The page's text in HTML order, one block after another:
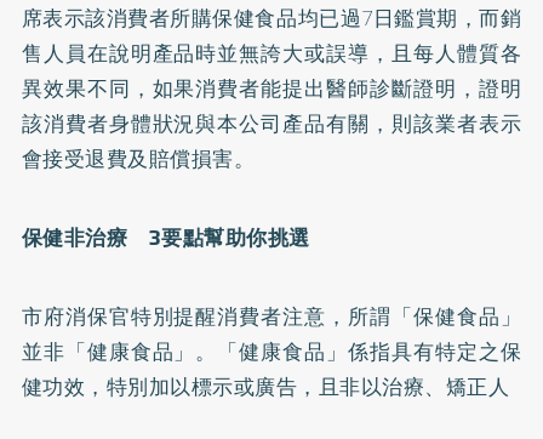
席表示該消費者所購保健食品均已過7日鑑賞期，而銷
售人員在說明產品時並無誇大或誤導，且每人體質各
異效果不同，如果消費者能提出醫師診斷證明，證明
該消費者身體狀況與本公司產品有關，則該業者表示
會接受退費及賠償損害。
保健非治療 3要點幫助你挑選
市府消保官特別提醒消費者注意，所謂「保健食品」
並非「健康食品」。「健康食品」係指具有特定之保
健功效，特別加以標示或廣告，且非以治療、 矯正人